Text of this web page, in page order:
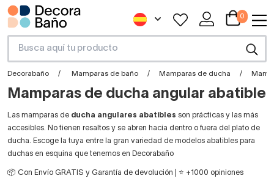
0
Decorabaño Mamparas de baño Mamparas de ducha
Mamparas de ducha angular abatible
Las mamparas de ducha angulares abatibles son prácticas y las más
accesibles. No tienen resaltos y se abren hacia dentro o fuera del plato de
ducha. Escoge la tuya entre la gran variedad de modelos abatibles para
duchas en esquina que tenemos en Decorabaño
📦 Con Envío GRATIS y Garantía de devolución | ⭐ +1000 opiniones